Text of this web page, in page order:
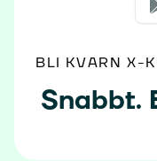
BLI KVARN X-
Snabbt.